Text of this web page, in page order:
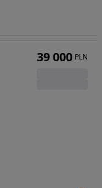
39 000 PLN